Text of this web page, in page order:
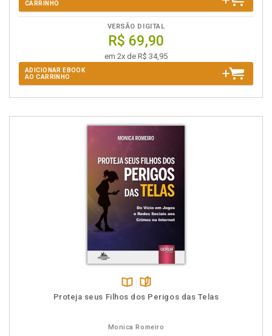
CARRINHO
VERSÃO DIGITAL
R$ 69,90
em 2x de R$ 34,95
ADICIONAR EBOOK
AO CARRINHO
Disponível
páginas
Proteja seus Filhos dos Perigos das Telas
Monica Romeiro